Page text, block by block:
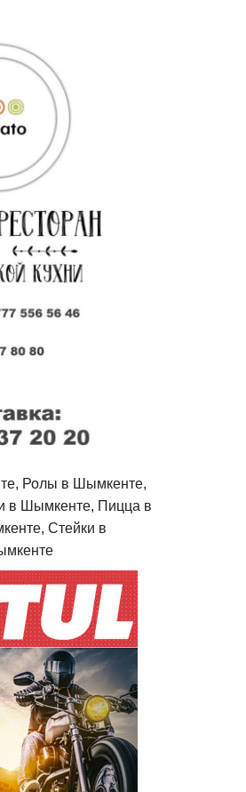
Ролы в Шымкенте,
в Шымкенте, Пицца в
Стейки в